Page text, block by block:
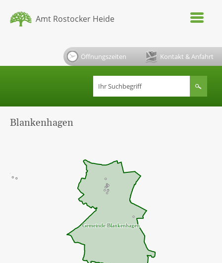
Amt Rostocker Heide
Öffnungszeiten Kontakt & Anfahrt
Blankenhagen